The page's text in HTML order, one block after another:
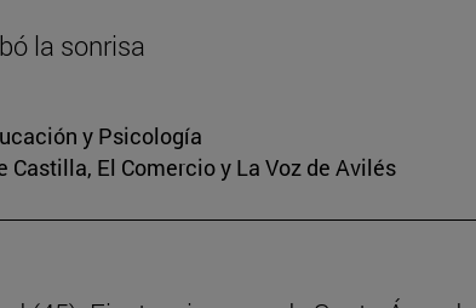
la sonrisa
y Psicología
Castilla, El Comercio y La Voz de Avilés